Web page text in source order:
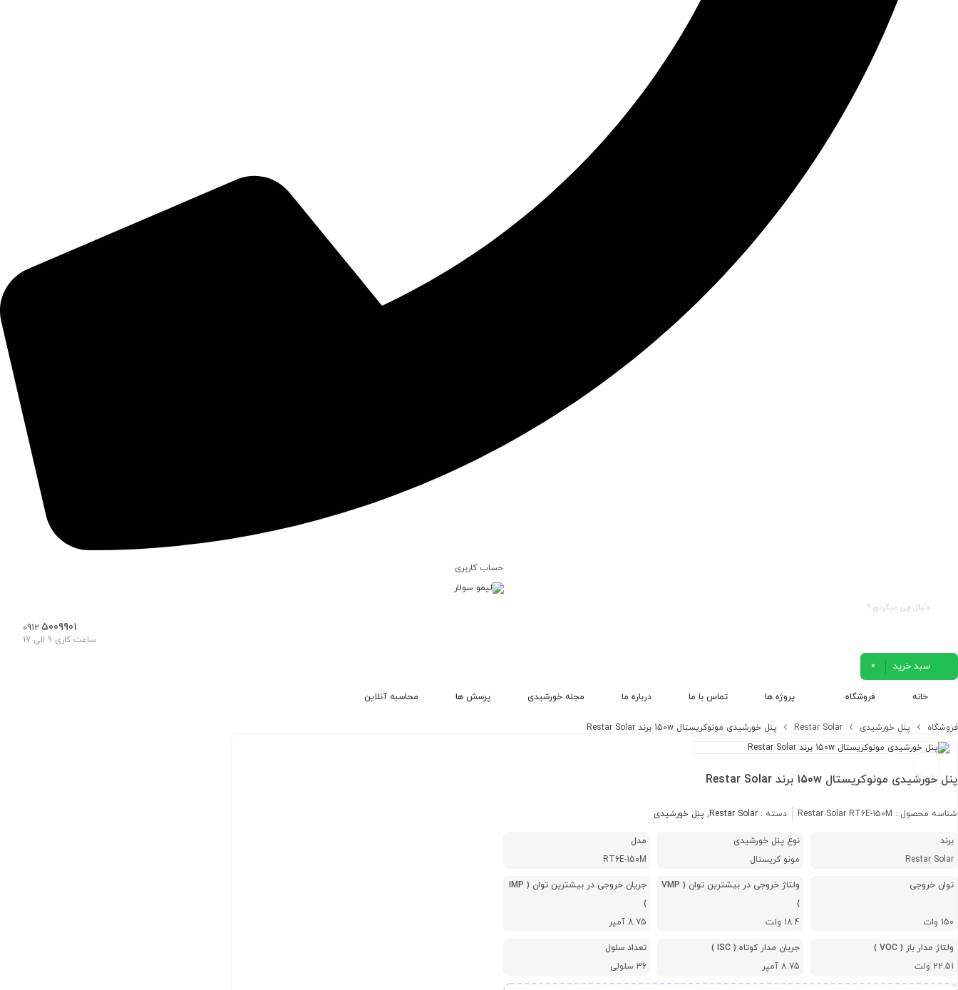
حساب کاربری
5009901
0912
ساعت کاری 9 الی 17
سبد خرید 0
خانه فروشگاه پروژه ها تماس با ما درباره ما مجله خورشیدی پرسش ها محاسبه آنلاین
فروشگاه پنل خورشیدی Restar Solar پنل خورشیدی مونوکریستال 150w برند Restar Solar
پنل خورشیدی مونوکریستال 150w برند Restar Solar
شناسه محصول : Restar Solar RT6E-150M دسته : Restar Solar
, پنل خورشیدی
برند
Restar Solar
نوع پنل خورشیدی
مونو کریستال
مدل
RT6E-150M
توان خروجی
150 وات
ولتاژ خروجی در بیشترین توان ( VMP
)
18.4 ولت
جریان خروجی در بیشترین توان ( IMP
)
8.75 آمپر
ولتاژ مدار باز ( VOC )
22.51 ولت
جریان مدار کوتاه ( ISC )
8.75 آمپر
تعداد سلول
36 سلولی